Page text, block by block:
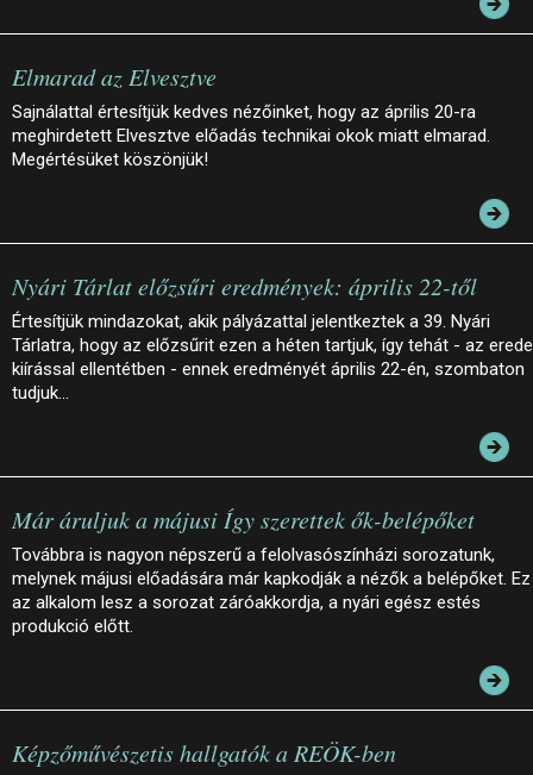
Elmarad az Elvesztve
Sajnálattal értesítjük kedves nézőinket, hogy az április 20-ra
meghirdetett Elvesztve előadás technikai okok miatt elmarad.
Megértésüket köszönjük!
Nyári Tárlat előzsűri eredmények: április 22-től
Értesítjük mindazokat, akik pályázattal jelentkeztek a 39. Nyári
Tárlatra, hogy az előzsűrit ezen a héten tartjuk, így tehát - az
kiírással ellentétben - ennek eredményét április 22-én, szombaton
tudjuk…
Már áruljuk a májusi Így szerettek ők-belépőket
Továbbra is nagyon népszerű a felolvasószínházi sorozatunk,
melynek májusi előadására már kapkodják a nézők a belépőket. Ez
az alkalom lesz a sorozat záróakkordja, a nyári egész estés
produkció előtt.
Képzőművészetis hallgatók a REÖK-ben